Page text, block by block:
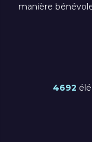
manière
4692